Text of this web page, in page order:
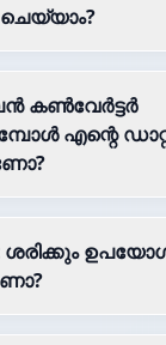
എന്റെ
ശരിക്കും